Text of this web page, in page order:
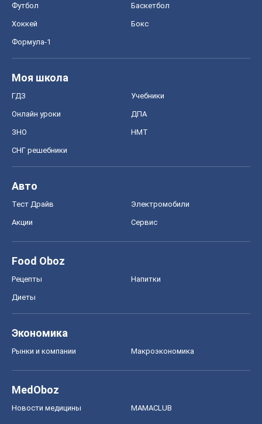
Футбол Баскетбол
Хоккей Бокс
Формула-1
Моя школа
ГДЗ Учебники
Онлайн уроки ДПА
ЗНО НМТ
СНГ решебники
Авто
Тест Драйв Электромобили
Акции Сервис
Food Oboz
Рецепты Напитки
Диеты
Экономика
Рынки и компании Mакроэкономика
MedOboz
Новости медицины MAMACLUB